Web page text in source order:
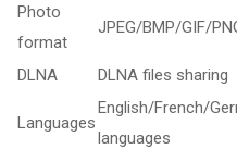
Photo
format
JPEG/BMP/GIF/
DLNA DLNA files sharing
Languages
English/French/
languages